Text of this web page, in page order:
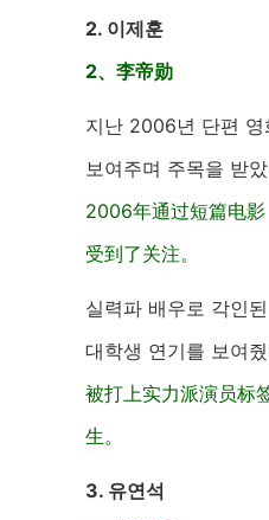
2. 이제훈
2、李帝勋
지난 2006년 단편
보여주며 주목을 받
2006年通过短篇电影
受到了关注。
실력파 배우로 각인
대학생 연기를 보여
被打上实力派演员标
生。
3. 유연석